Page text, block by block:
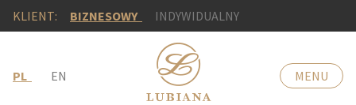
KLIENT: BIZNESOWY INDYWIDUALNY
PL EN MENU